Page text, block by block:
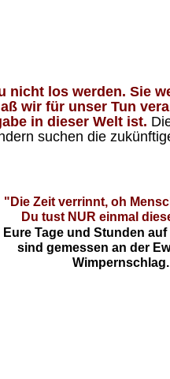
nicht los werden. Sie
wir für unser Tun
in dieser Welt ist.
suchen die
"Die Zeit verrinnt, oh
Du tust NUR einmal
Eure Tage und Stunden
sind gemessen an der
Wimpernschlag.